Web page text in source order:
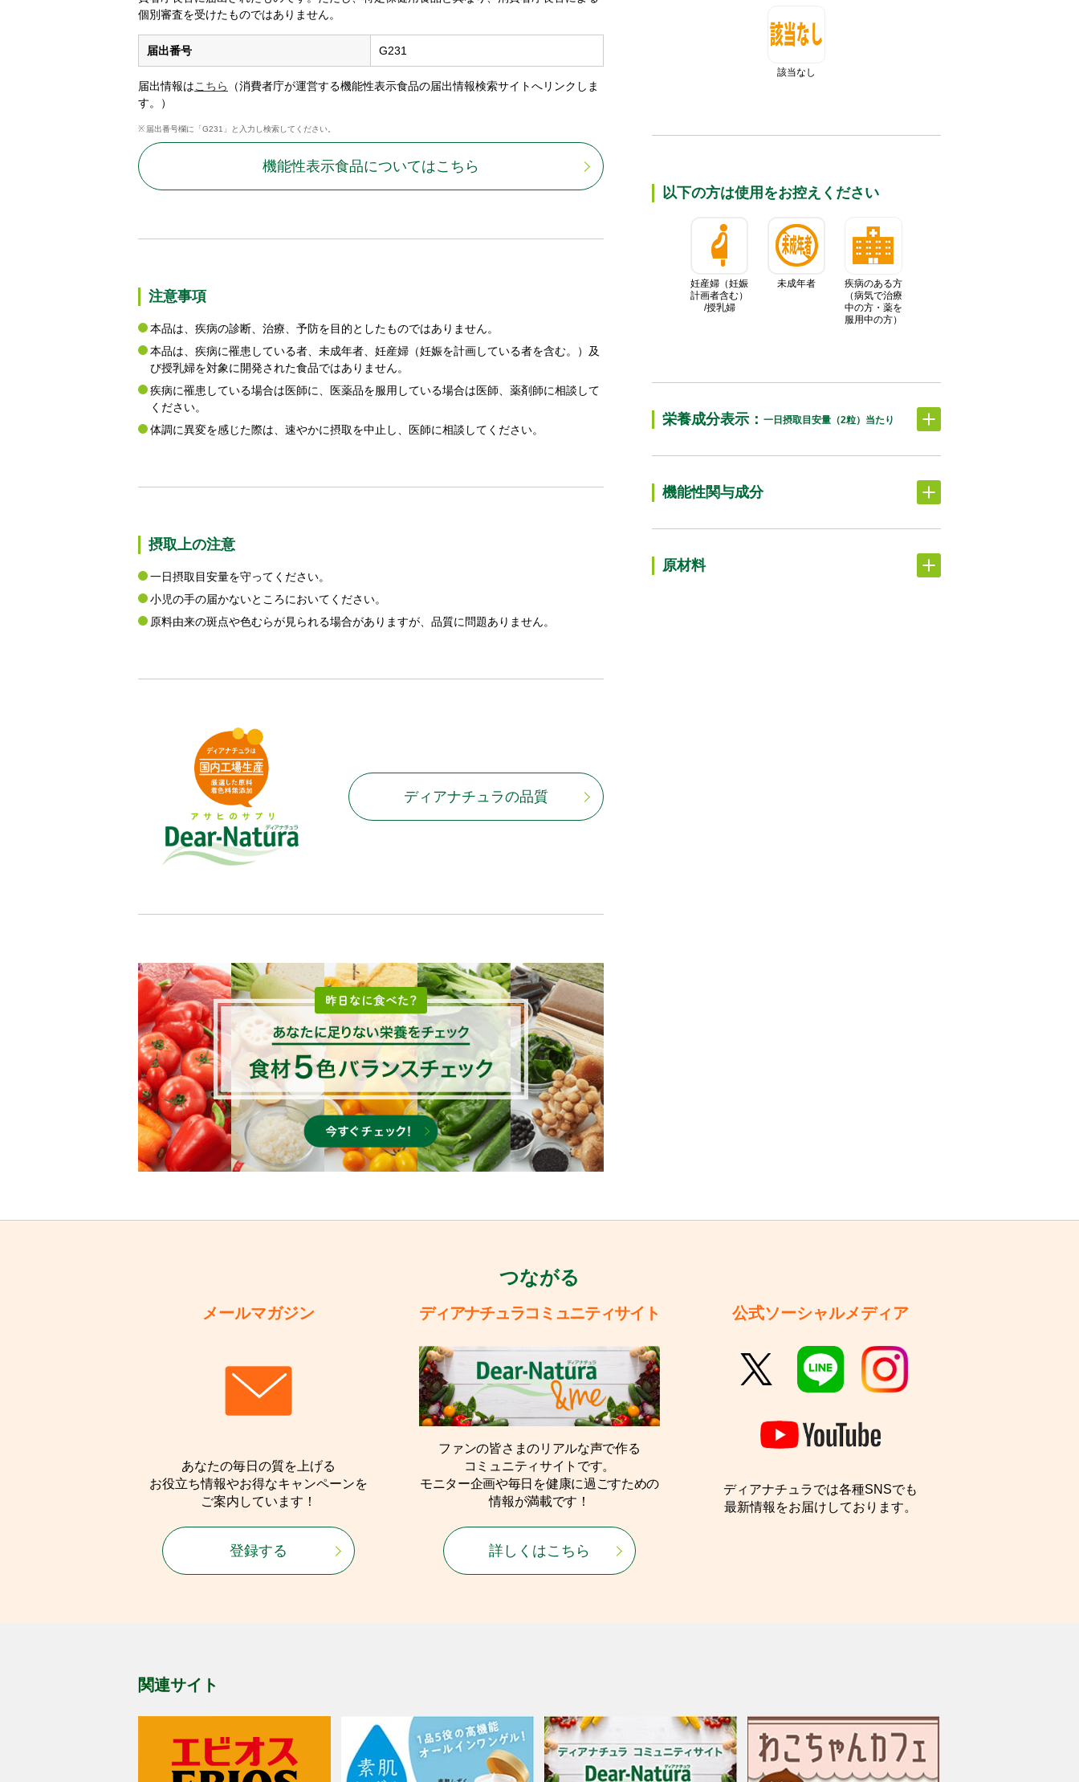
個別審査を受けたものではありません。
届出番号 G231
届出情報はこちら
（消費者庁が運営する機能性表⽰⾷品の届出情報検索サイトへリンクしま
す。）
届出番号欄に「G231」と⼊⼒し検索してください。
機能性表⽰⾷品についてはこちら
該当なし
以下の⽅は使⽤をお控えください
妊産婦（妊娠
計画者含む）
/授乳婦
未成年者
疾病のある方
（病気で治療
中の方・薬を
服用中の方）
栄養成分表示： 一日摂取目安量（2粒）当たり
機能性関与成分
原材料
注意事項
本品は、疾病の診断、治療、予防を目的としたものではありません。
本品は、疾病に罹患している者、未成年者、妊産婦（妊娠を計画している者を含む。）及
び授乳婦を対象に開発された食品ではありません。
疾病に罹患している場合は医師に、医薬品を服用している場合は医師、薬剤師に相談して
ください。
体調に異変を感じた際は、速やかに摂取を中止し、医師に相談してください。
摂取上の注意
一日摂取目安量を守ってください。
小児の手の届かないところにおいてください。
原料由来の斑点や色むらが見られる場合がありますが、品質に問題ありません。
ディアナチュラの品質
つながる
メールマガジン
あなたの毎日の質を上げる
お役立ち情報やお得なキャンペーンを
ご案内しています！
登録する
ディアナチュラコミュニティサイト
ファンの皆さまのリアルな声で作る
コミュニティサイトです。
モニター企画や毎日を健康に過ごすための
情報が満載です！
詳しくはこちら
公式ソーシャルメディア
ディアナチュラでは各種SNSでも
最新情報をお届けしております。
関連サイト